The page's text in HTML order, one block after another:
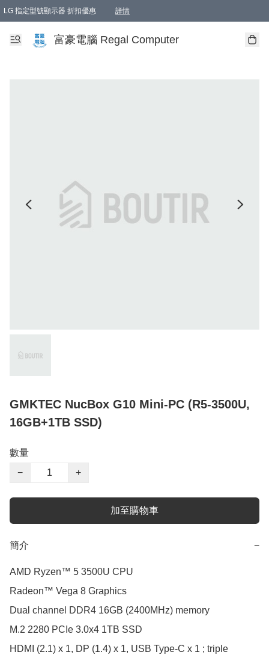
LG 指定型號顯示器 折扣優惠 詳情
富豪電腦 Regal Computer
GMKTEC NucBox G10 Mini-PC (R5-3500U,
16GB+1TB SSD)
數量
−
+
加至購物車
簡介 −
AMD Ryzen™ 5 3500U CPU
Radeon™ Vega 8 Graphics
Dual channel DDR4 16GB (2400MHz) memory
M.2 2280 PCIe 3.0x4 1TB SSD
HDMI (2.1) x 1, DP (1.4) x 1, USB Type-C x 1 ; triple